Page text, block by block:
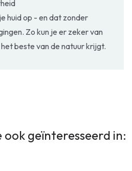
huid op - en dat zonder
Zo kun je er zeker van
beste van de natuur krijgt.
ook geïnteresseerd in: